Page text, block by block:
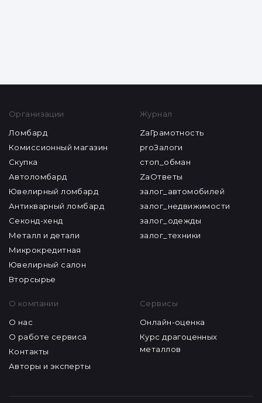
Организации
Ломбард
Комиссионный магазин
Скупка
Автоломбард
Ювелирный ломбард
Антикварный ломбард
Секонд-хенд
Металл и детали
Микрокредитная
Ювелирный салон
Вторсырье
Журнал
ZaГрамотность
proЗалоги
стоп_обман
ZaОтветы
залог_автомобилей
залог_недвижимости
залог_одежды
залог_техники
О компании
О нас
О работе сервиса
Контакты
Авторы и эксперты
Сервисы
Онлайн-оценка
Курс драгоценных
металлов